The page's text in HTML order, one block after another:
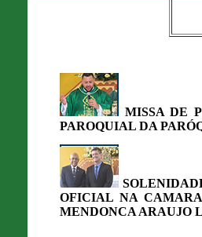
MISSA DE
PAROQUIAL DA
OFICIAL NA
MENDONCA ARAUJO